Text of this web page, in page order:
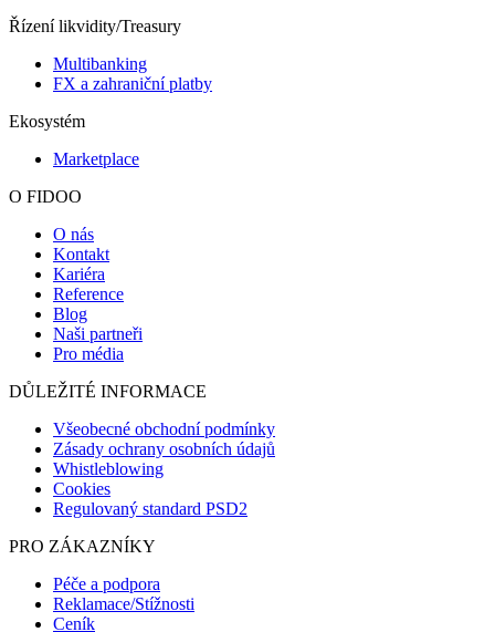
Řízení likvidity/Treasury
Multibanking
FX a zahraniční platby
Ekosystém
Marketplace
O FIDOO
O nás
Kontakt
Kariéra
Reference
Blog
Naši partneři
Pro média
DŮLEŽITÉ INFORMACE
Všeobecné obchodní podmínky
Zásady ochrany osobních údajů
Whistleblowing
Cookies
Regulovaný standard PSD2
PRO ZÁKAZNÍKY
Péče a podpora
Reklamace/Stížnosti
Ceník